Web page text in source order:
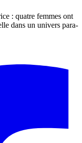
: quatre femmes ont
dans un univers para-